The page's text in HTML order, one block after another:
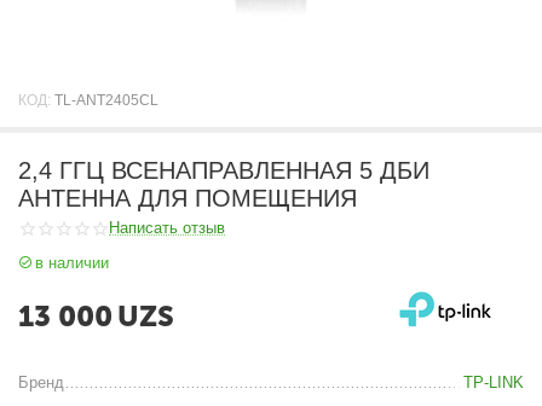
КОД: TL-ANT2405CL
2,4 ГГЦ ВСЕНАПРАВЛЕННАЯ 5 ДБИ
АНТЕННА ДЛЯ ПОМЕЩЕНИЯ
Написать отзыв
в наличии
13 000 UZS
Бренд TP-LINK